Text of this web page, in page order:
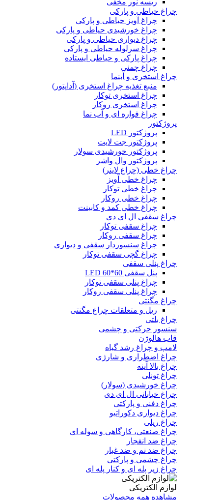
ریسه نور مخفی
چراغ حیاطی و پارکی
چراغ آویز حیاطی و پارکی
چراغ خورشیدی حیاطی و پارکی
چراغ دیواری حیاطی و پارکی
چراغ سرلوله حیاطی و پارکی
چراغ پارکی و حیاطی ایستاده
چراغ چمنی
چراغ استخری و آبنما
منبع تغذیه چراغ استخری (آداپتور)
چراغ استخری توکار
چراغ استخری روکار
چراغ فواره ای و آب نما
پروژکتور
پروژکتور LED
پروژکتور جت لایت
پروژکتور خورشیدی سولار
پروژکتور وال واشر
چراغ خطی (چراغ لاینر)
چراغ خطی آویز
چراغ خطی توکار
چراغ خطی روکار
چراغ خطی کمد و کابینت
چراغ سقفی ال ای دی
چراغ سقفی توکار
چراغ سقفی روکار
چراغ سنسوردار سقفی و دیواری
چراغ گچی سقفی توکار
چراغ پنلی سقفی
پنل سقفی 60*60 LED
چراغ پنلی سقفی توکار
چراغ پنلی سقفی روکار
چراغ مگنتی
ریل و متعلقات چراغ مگنتی
چراغ بلتی
سنسور حرکتی و چشمی
قاب هالوژن
لامپ و چراغ رشد گیاه
چراغ اضطراری و شارژی
چراغ بالا آینه
چراغ تونلی
چراغ خورشیدی (سولار)
چراغ خیابانی ال ای دی
چراغ دفنی و پارکتی
چراغ دیواری دکوراتیو
چراغ ریلی
چراغ صنعتی، کارگاهی و سوله ای
چراغ ضد انفجار
چراغ ضد نم و ضد غبار
چراغ چشمی و پارکتی
چراغ‌ زیر‌ پله‌ ای و کنار‌ پله‌ ای
لوازم الکتریکی
مشاهده همه محصولات